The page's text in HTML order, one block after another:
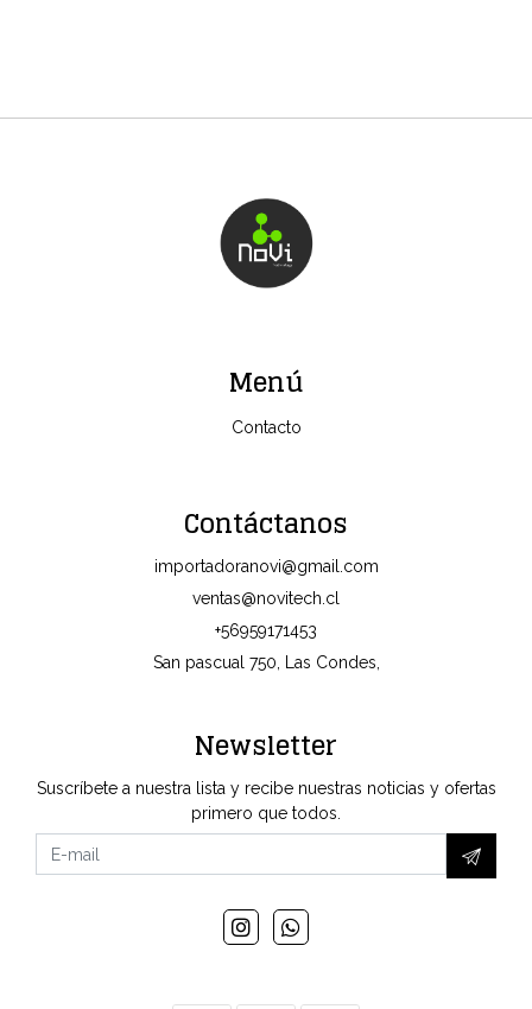
Menú
Contacto
Contáctanos
importadoranovi@gmail.com
ventas@novitech.cl
+56959171453
San pascual 750, Las Condes,
Newsletter
Suscríbete a nuestra lista y recibe nuestras noticias y ofertas
primero que todos.